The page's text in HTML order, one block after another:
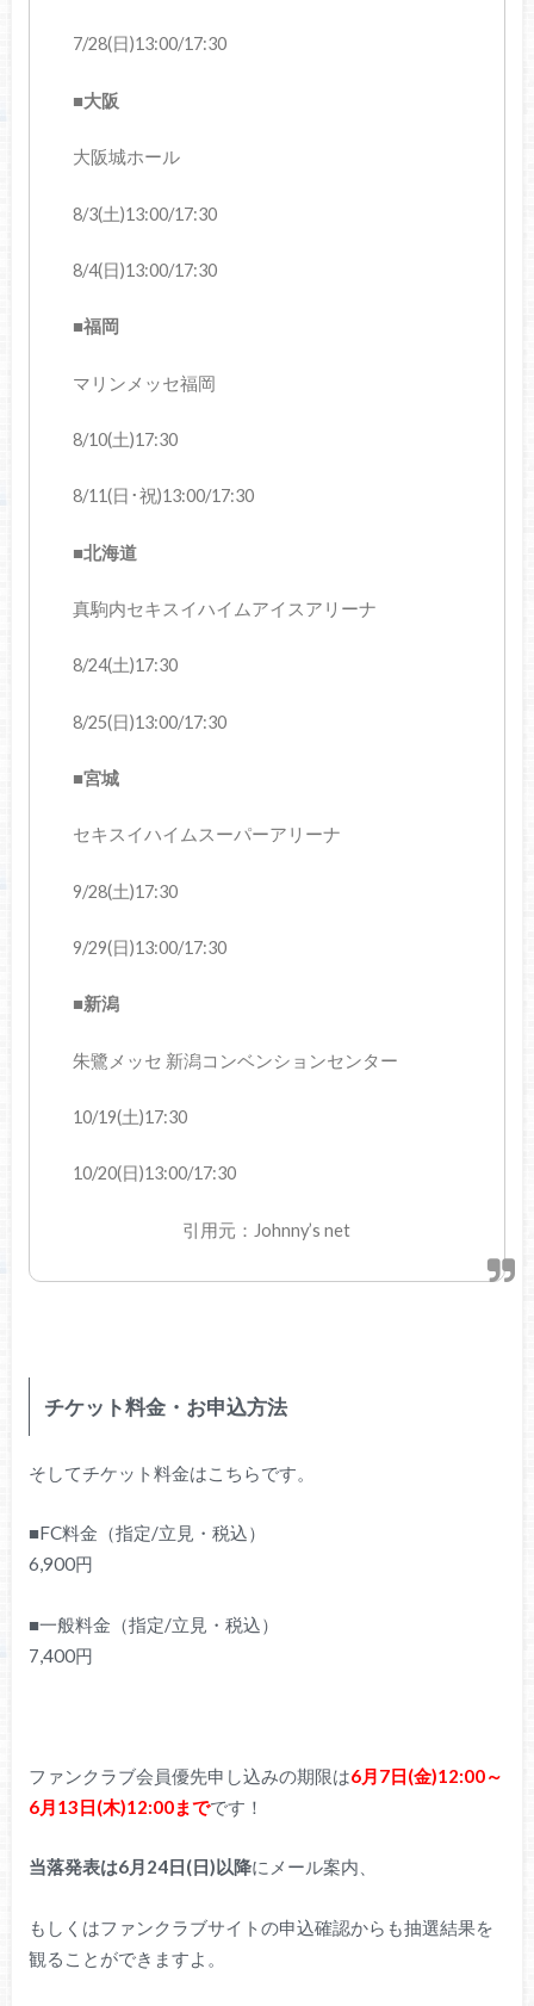
7/28(日)13:00/17:30
■大阪
大阪城ホール
8/3(土)13:00/17:30
8/4(日)13:00/17:30
■福岡
マリンメッセ福岡
8/10(土)17:30
8/11(日･祝)13:00/17:30
■北海道
真駒内セキスイハイムアイスアリーナ
8/24(土)17:30
8/25(日)13:00/17:30
■宮城
セキスイハイムスーパーアリーナ
9/28(土)17:30
9/29(日)13:00/17:30
■新潟
朱鷺メッセ 新潟コンベンションセンター
10/19(土)17:30
10/20(日)13:00/17:30
引用元：Johnny’s net
チケット料金・お申込方法
そしてチケット料金はこちらです。
■FC料金（指定/立見・税込）
6,900円
■一般料金（指定/立見・税込）
7,400円
ファンクラブ会員優先申し込みの期限は6月7日(金)12:00～
6月13日(木)12:00までです！
当落発表は6月24日(日)以降にメール案内、
もしくはファンクラブサイトの申込確認からも抽選結果を
観ることができますよ。